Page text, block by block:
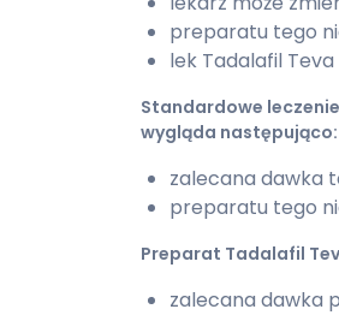
preparatu tego
lek Tadalafil Teva
Standardowe
wygląda następująco:
zalecana dawka
preparatu tego
Preparat Tadalafil
zalecana dawka